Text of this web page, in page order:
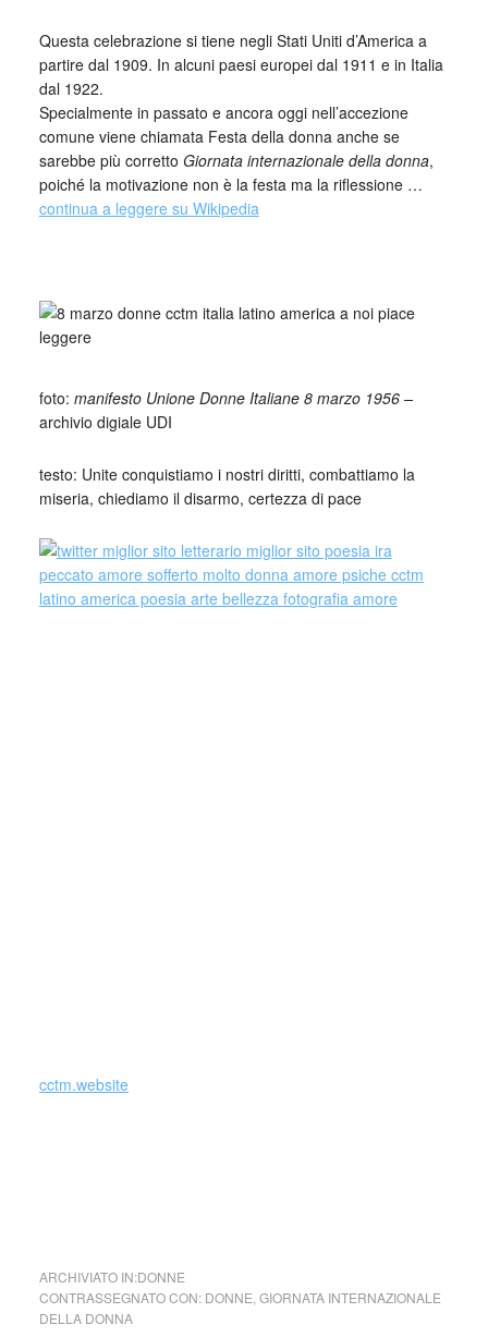
Questa celebrazione si tiene negli Stati Uniti d’America a
partire dal 1909. In alcuni paesi europei dal 1911 e in Italia
dal 1922.
Specialmente in passato e ancora oggi nell’accezione
comune viene chiamata Festa della donna anche se
sarebbe più corretto Giornata internazionale della donna,
poiché la motivazione non è la festa ma la riflessione …
continua a leggere su Wikipedia
foto: manifesto Unione Donne Italiane 8 marzo 1956 –
archivio digiale UDI
testo: Unite conquistiamo i nostri diritti, combattiamo la
miseria, chiediamo il disarmo, certezza di pace
cctm.website
ARCHIVIATO IN:DONNE
CONTRASSEGNATO CON: DONNE GIORNATA INTERNAZIONALE
DELLA DONNA